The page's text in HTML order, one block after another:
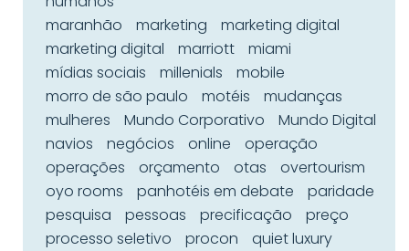
maranhão
marketing
marketing digital
marketing digital
marriott
miami
mídias sociais
millenials
mobile
morro de são paulo
motéis
mudanças
mulheres
Mundo Corporativo
Mundo Digital
navios
negócios online
operação
operações
orçamento otas
overtourism
oyo rooms
panhotéis em debate
paridade
pesquisa
pessoas precificação
preço
processo seletivo
procon
quiet luxury